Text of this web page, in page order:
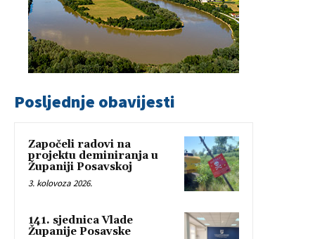
Posljednje obavijesti
Započeli radovi na
projektu deminiranja u
Županiji Posavskoj
3. kolovoza 2026.
141. sjednica Vlade
Županije Posavske